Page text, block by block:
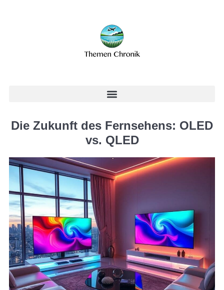
Die Zukunft des Fernsehens: OLED
vs. QLED